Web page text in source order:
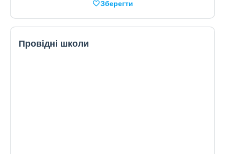
Зберегти
Провідні школи